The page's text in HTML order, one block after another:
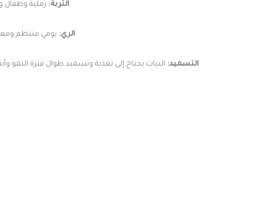
التربة: رملية وطفال
الري: يومي منتظم
التسميد: